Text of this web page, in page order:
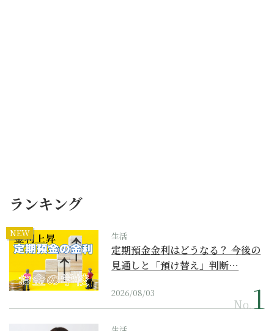
ランキング
NEW 生活
定期預金金利はどうなる？ 今後の
見通しと「預け替え」判断…
2026/08/03
No.